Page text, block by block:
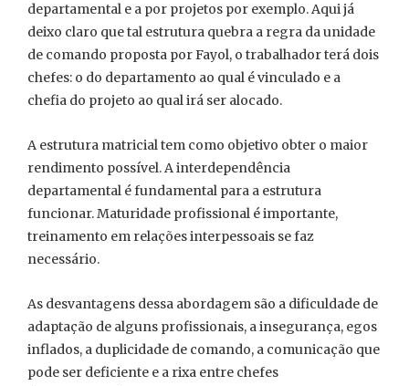
departamental e a por projetos por exemplo. Aqui já
deixo claro que tal estrutura quebra a regra da unidade
de comando proposta por Fayol, o trabalhador terá dois
chefes: o do departamento ao qual é vinculado e a
chefia do projeto ao qual irá ser alocado.
A estrutura matricial tem como objetivo obter o maior
rendimento possível. A interdependência
departamental é fundamental para a estrutura
funcionar. Maturidade profissional é importante,
treinamento em relações interpessoais se faz
necessário.
As desvantagens dessa abordagem são a dificuldade de
adaptação de alguns profissionais, a insegurança, egos
inflados, a duplicidade de comando, a comunicação que
pode ser deficiente e a rixa entre chefes